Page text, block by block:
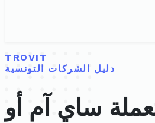
TROVIT
دليل الشركات التونسية
ساي آم أو